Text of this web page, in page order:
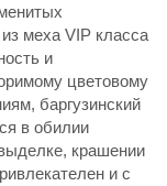
меха VIP класса
и
цветовому
баргузинский
в обилии
крашении
и с